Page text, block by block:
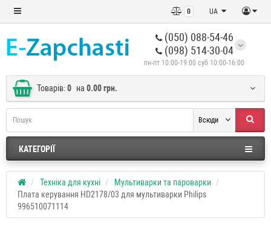
UA
0
(050) 088-54-46
(098) 514-30-04
пн-пт 10:00-19:00 суб 10:00-16:00
Товарів:0 на 0.00 грн.
Всюди
КАТЕГОРІЇ
Техніка для кухні
Мультиварки та пароварки
Плата керування HD2178/03 для мультиварки Philips
996510071114